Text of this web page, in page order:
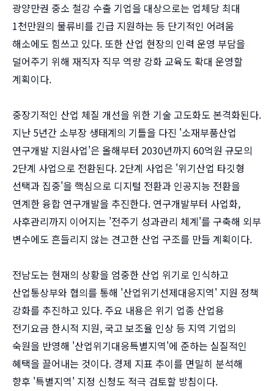
광양만권 중소 철강 수출 기업을 대상으로는 업체당 최대
1천만원의 물류비를 긴급 지원하는 등 단기적인 어려움
해소에도 힘쓰고 있다. 또한 산업 현장의 인력 운영 부담을
덜어주기 위해 재직자 직무 역량 강화 교육도 확대 운영할
계획이다.
중장기적인 산업 체질 개선을 위한 기술 고도화도 본격화된다.
지난 5년간 소부장 생태계의 기틀을 다진 '소재부품산업
연구개발 지원사업'은 올해부터 2030년까지 60억원 규모의
2단계 사업으로 전환된다. 2단계 사업은 '위기산업 타깃형
선택과 집중'을 핵심으로 디지털 전환과 인공지능 전환을
연계한 융합 연구개발을 추진한다. 연구개발부터 사업화,
사후관리까지 이어지는 '전주기 성과관리 체계'를 구축해 외부
변수에도 흔들리지 않는 견고한 산업 구조를 만들 계획이다.
전남도는 현재의 상황을 엄중한 산업 위기로 인식하고
산업통상부와 협의를 통해 '산업위기선제대응지역' 지원 정책
강화를 추진하고 있다. 주요 내용은 위기 업종 산업용
전기요금 한시적 지원, 국고 보조율 인상 등 지역 기업의
숙원을 반영해 '산업위기대응특별지역'에 준하는 실질적인
혜택을 끌어내는 것이다. 경제 지표 추이를 면밀히 분석해
향후 '특별지역' 지정 신청도 적극 검토할 방침이다.